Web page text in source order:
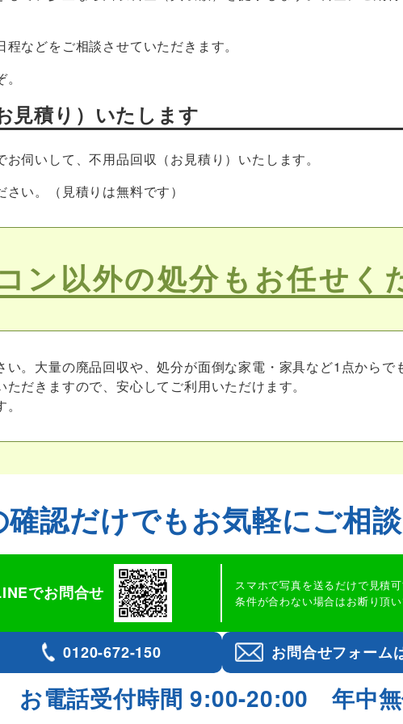
などをご相談させていただきます。
見積り）いたします
伺いして、不用品回収（お見積り）いたします。
い。（見積りは無料です）
ン以外の処分もお任せく
い。大量の廃品回収や、処分が面倒な家電・家具など1点からで
だきますので、安心してご利用いただけます。
認だけでもお気軽にご相
でお問合せ
スマホで写真を送るだけで見積
条件が合わない場合はお断り頂
0120-672-150 お問合せフォーム
お電話受付時間 9:00-20:00 年中